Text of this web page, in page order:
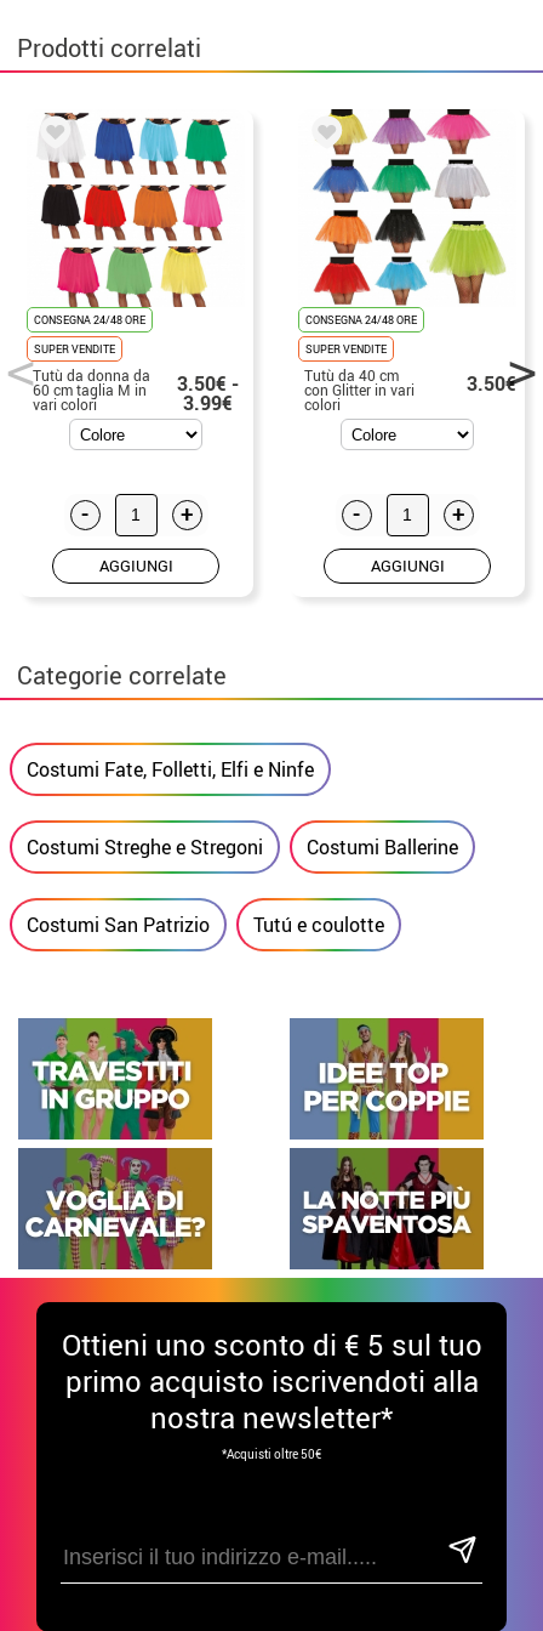
Prodotti correlati
CONSEGNA 24/48 ORE
SUPER VENDITE
Tutù da donna da
60 cm taglia M in
vari colori
3.50€ -
3.99€
- +
AGGIUNGI
CONSEGNA 24/48 ORE
SUPER VENDITE
Tutù da 40 cm
con Glitter in vari
colori
3.50€
- +
AGGIUNGI
Categorie correlate
Costumi Fate, Folletti, Elfi e Ninfe
Costumi Streghe e Stregoni Costumi Ballerine
Costumi San Patrizio Tutú e coulotte
Ottieni uno sconto di € 5 sul tuo
primo acquisto iscrivendoti alla
nostra newsletter*
*Acquisti oltre 50€